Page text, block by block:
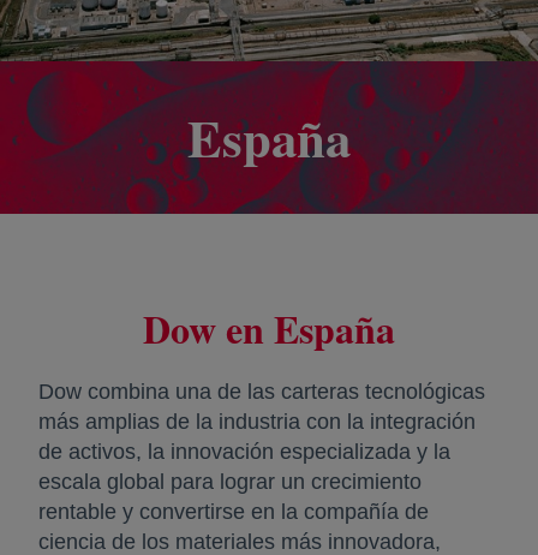
España
Dow en España
Dow combina una de las carteras tecnológicas
más amplias de la industria con la integración
de activos, la innovación especializada y la
escala global para lograr un crecimiento
rentable y convertirse en la compañía de
ciencia de los materiales más innovadora,